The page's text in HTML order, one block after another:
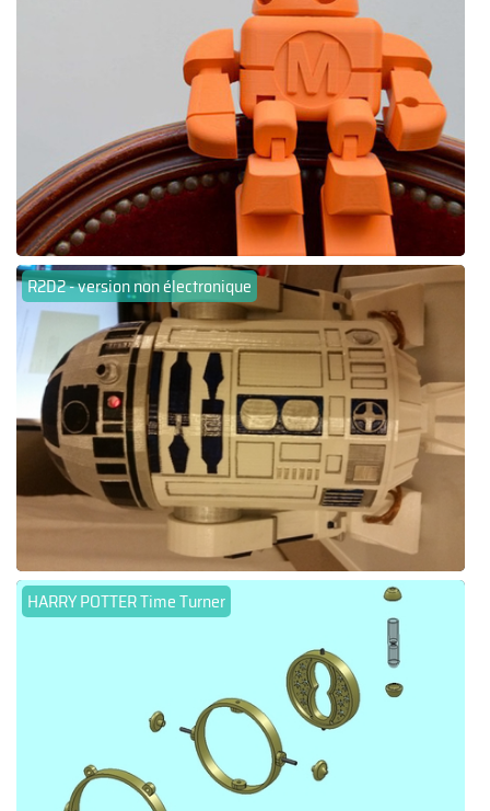
R2D2 - version non électronique
HARRY POTTER Time Turner